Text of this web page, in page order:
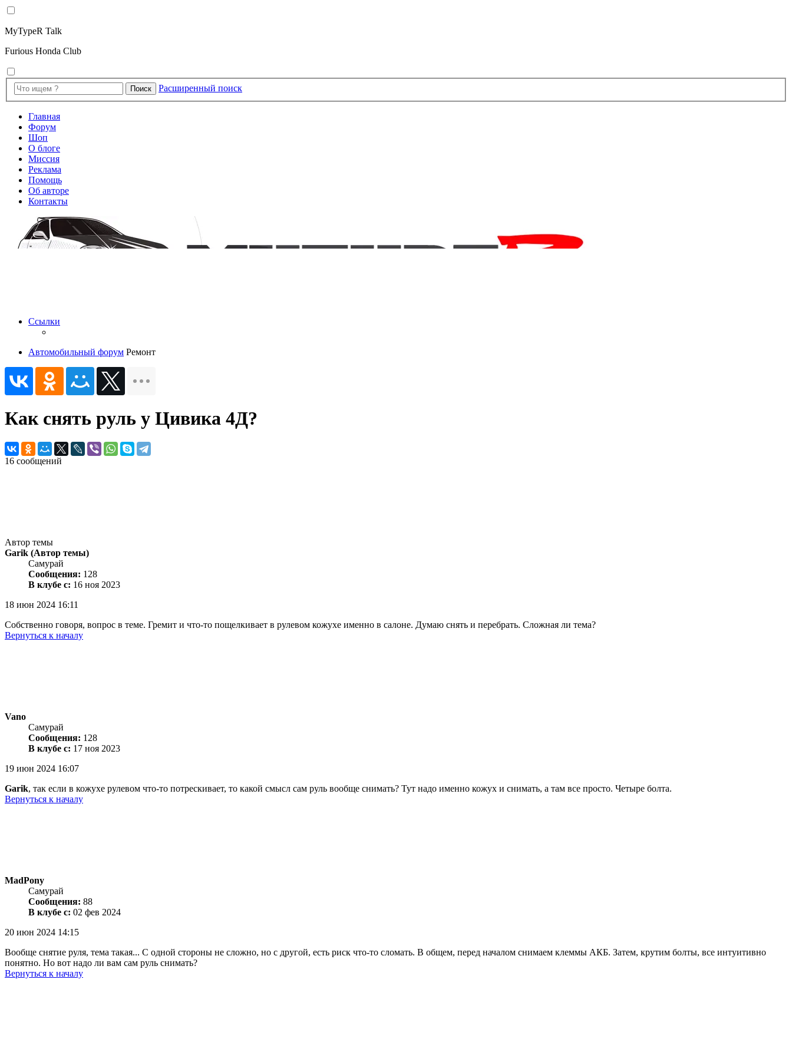
MyTypeR Talk
Furious Honda Club
Поиск Расширенный поиск
Главная
Форум
Шоп
О блоге
Миссия
Реклама
Помощь
Об авторе
Контакты
Ссылки
Автомобильный форум Ремонт
Как снять руль у Цивика 4Д?
16 сообщений
Автор темы
Garik (Автор темы)
Самурай
Сообщения: 128
В клубе с: 16 ноя 2023
18 июн 2024 16:11
Собственно говоря, вопрос в теме. Гремит и что-то пощелкивает в рулевом кожухе именно в салоне. Думаю снять и перебрать. Сложная ли тема?
Вернуться к началу
Vano
Самурай
Сообщения: 128
В клубе с: 17 ноя 2023
19 июн 2024 16:07
Garik, так если в кожухе рулевом что-то потрескивает, то какой смысл сам руль вообще снимать? Тут надо именно кожух и снимать, а там все просто. Четыре болта.
Вернуться к началу
MadPony
Самурай
Сообщения: 88
В клубе с: 02 фев 2024
20 июн 2024 14:15
Вообще снятие руля, тема такая... С одной стороны не сложно, но с другой, есть риск что-то сломать. В общем, перед началом снимаем клеммы АКБ. Затем, крутим болты, все интуитивно
понятно. Но вот надо ли вам сам руль снимать?
Вернуться к началу